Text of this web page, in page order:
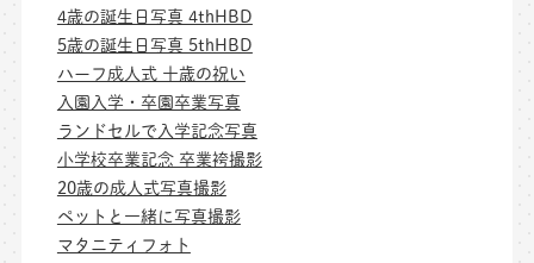
4歳の誕生日写真 4thHBD
5歳の誕生日写真 5thHBD
ハーフ成人式 十歳の祝い
入園入学・卒園卒業写真
ランドセルで入学記念写真
小学校卒業記念 卒業袴撮影
20歳の成人式写真撮影
ペットと一緒に写真撮影
マタニティフォト